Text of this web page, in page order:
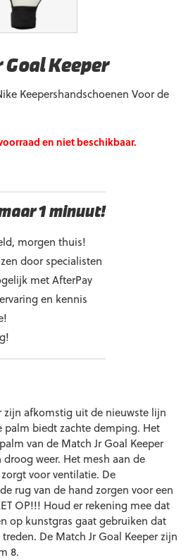
Keeper
Keepershandschoenen Voor de
en niet beschikbaar.
1 minuut!
morgen thuis!
door specialisten
met AfterPay
en kennis
zijn afkomstig uit de nieuwste lijn
palm biedt zachte demping. Het
van de Match Jr Goal Keeper
weer. Het mesh aan de
voor ventilatie. De
rug van de hand zorgen voor een
OP!!! Houd er rekening mee dat
op kunstgras gaat gebruiken dat
De Match Jr Goal Keeper zijn
8.